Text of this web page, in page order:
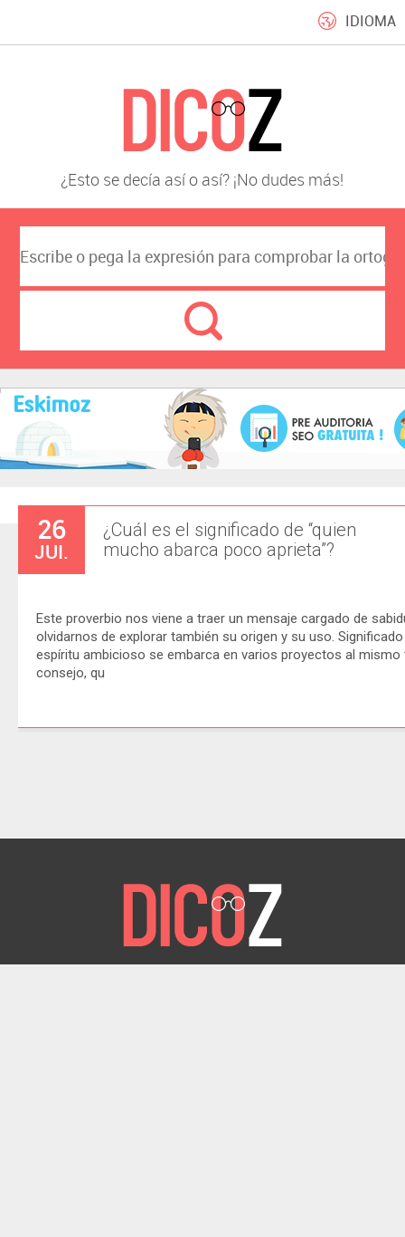
IDIOMA
¿Esto se decía así o así? ¡No dudes más!
26
JUI.
¿Cuál es el significado de “quien
mucho abarca poco aprieta”?
Este proverbio nos viene a traer un mensaje cargado de
olvidarnos de explorar también su origen y su uso.
espíritu ambicioso se embarca en varios proyectos al mismo
consejo, qu